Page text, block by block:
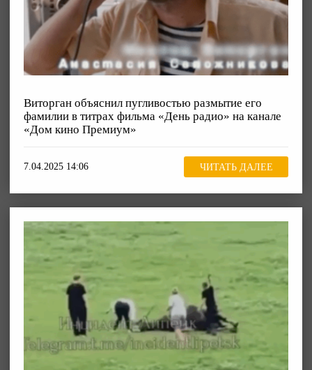
Виторган объяснил пугливостью размытие его
фамилии в титрах фильма «День радио» на канале
«Дом кино Премиум»
7.04.2025 14:06 ЧИТАТЬ ДАЛЕЕ